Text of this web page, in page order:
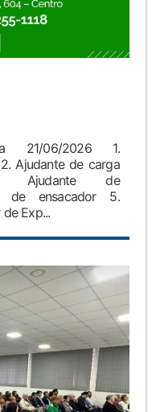
06/2026 1.
2. Ajudante de carga
Ajudante de
de ensacador 5.
Exp...